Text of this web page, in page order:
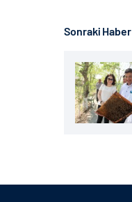
Sonraki Haber